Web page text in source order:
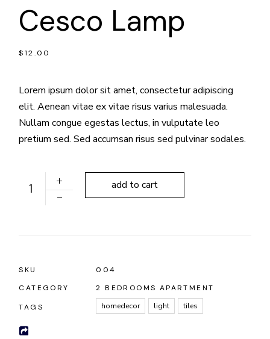
Cesco Lamp
$12.00
Lorem ipsum dolor sit amet, consectetur adipiscing
elit. Aenean vitae ex vitae risus varius malesuada.
Nullam congue egestas lectus, in vulputate leo
pretium sed. Sed accumsan risus sed pulvinar sodales.
Cesco Lamp quantity
add to cart
SKU
004
CATEGORY
2 BEDROOMS APARTMENT
TAGS
homedecor light tiles